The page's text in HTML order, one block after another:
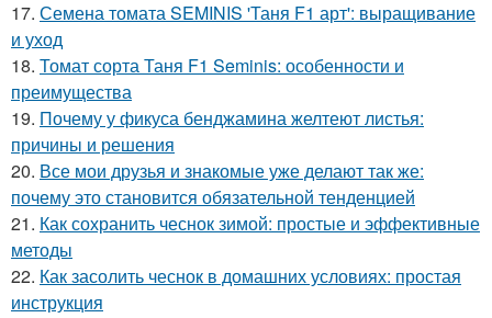
17. Семена томата SEMINIS 'Таня F1 арт': выращивание
и уход
18. Томат сорта Таня F1 Seminis: особенности и
преимущества
19. Почему у фикуса бенджамина желтеют листья:
причины и решения
20. Все мои друзья и знакомые уже делают так же:
почему это становится обязательной тенденцией
21. Как сохранить чеснок зимой: простые и эффективные
методы
22. Как засолить чеснок в домашних условиях: простая
инструкция